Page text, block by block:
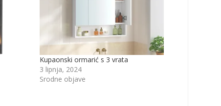
Kupaonski ormarić s 3 vrata
3 lipnja, 2024
Srodne objave